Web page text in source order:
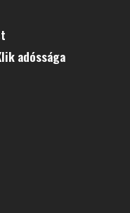
adóssága